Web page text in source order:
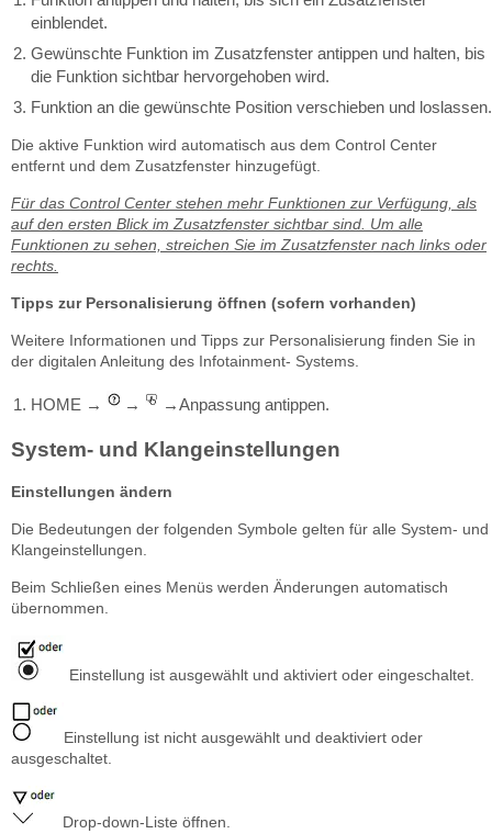
einblendet.
Gewünschte Funktion im Zusatzfenster antippen und halten, bis
die Funktion sichtbar hervorgehoben wird.
Funktion an die gewünschte Position verschieben und loslassen.
Die aktive Funktion wird automatisch aus dem Control Center
entfernt und dem Zusatzfenster hinzugefügt.
Für das Control Center stehen mehr Funktionen zur Verfügung, als
auf den ersten Blick im Zusatzfenster sichtbar sind. Um alle
Funktionen zu sehen, streichen Sie im Zusatzfenster nach links oder
rechts.
Tipps zur Personalisierung öffnen (sofern vorhanden)
Weitere Informationen und Tipps zur Personalisierung finden Sie in
der digitalen Anleitung des Infotainment- Systems.
HOME → → →Anpassung antippen.
System- und Klangeinstellungen
Einstellungen ändern
Die Bedeutungen der folgenden Symbole gelten für alle System- und
Klangeinstellungen.
Beim Schließen eines Menüs werden Änderungen automatisch
übernommen.
Einstellung ist ausgewählt und aktiviert oder eingeschaltet.
Einstellung ist nicht ausgewählt und deaktiviert oder
ausgeschaltet.
Drop-down-Liste öffnen.